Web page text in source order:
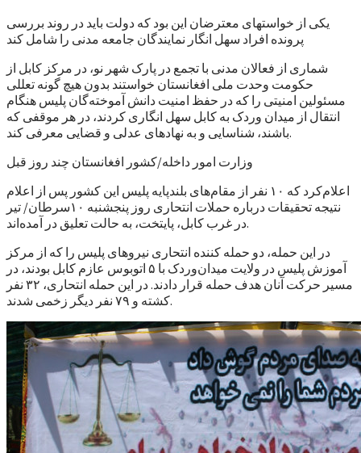
یکی از خواستهای معترضان این بود که دولت باید در روند بررسی
پرونده افراد سهل انگار نمایندگان جامعه مدنی را شامل کند
شماری از فعالان مدنی با تجمع در پارک شهر نو، در مرکز کابل از
حکومت وحدت ملی افغانستان خواستند بدون هیچ گونه تعللی
مسئولین امنیتی را که در حفظ امنیت دانش آموخته‌گان پلیس هنگام
انتقال از میدان وردک به کابل سهل انگاری کردند، در هر موقفی که
باشند، شناسایی و به نهادهای عدلی و قضایی معرفی کند.
وزارت امور داخله/کشور افغانستان چند روز قبل
اعلام‌کرد که ۱۰ نفر از مقام‌های بلند‌پایه پلیس این کشور پس از اعلام
نتیجه تحقیقات درباره حملات انتحاری روز پنجشنبه ۱۰سرطان/ تیر
در غرب کابل، پایتخت، به حالت تعلیق در آمده‌اند.
در این حمله، دو حمله کننده انتحاری نیروهای پلیس را که از مرکز
آموزش پلیس در ولایت میدان‌وردک با ۵ اتوبوس عازم کابل بودند، در
مسیر حرکت آنان هدف حمله قرار دادند. در این حمله انتحاری، ۳۲ نفر
کشته و ۷۹ نفر دیگر زخمی شدند.